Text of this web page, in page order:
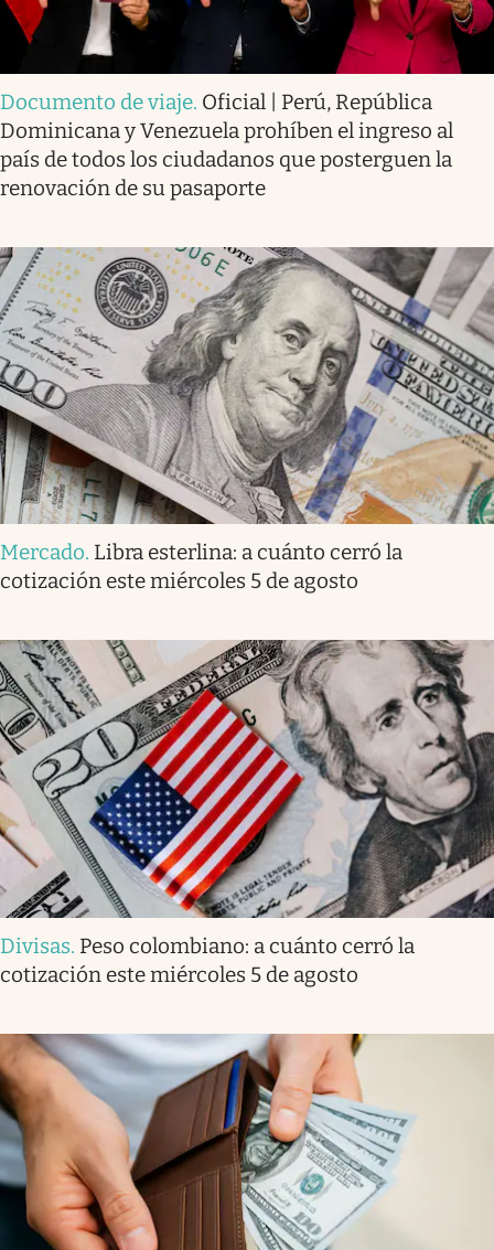
Documento de viaje. Oficial | Perú, República
Dominicana y Venezuela prohíben el ingreso al
país de todos los ciudadanos que posterguen la
renovación de su pasaporte
Mercado. Libra esterlina: a cuánto cerró la
cotización este miércoles 5 de agosto
Divisas. Peso colombiano: a cuánto cerró la
cotización este miércoles 5 de agosto